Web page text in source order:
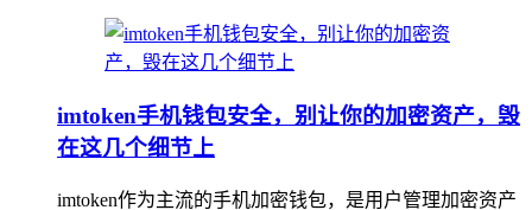
imtoken手机钱包安全，别让你的加密资产，毁
在这几个细节上
imtoken作为主流的手机加密钱包，是用户管理加密资产